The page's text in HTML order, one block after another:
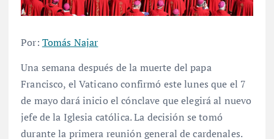
Por: Tomás Najar
Una semana después de la muerte del papa
Francisco, el Vaticano confirmó este lunes que el 7
de mayo dará inicio el cónclave que elegirá al nuevo
jefe de la Iglesia católica. La decisión se tomó
durante la primera reunión general de cardenales.